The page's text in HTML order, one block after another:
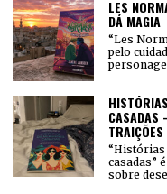
LES
DÁ MAGIA
“Les
pelo
CASADAS
“Histórias
casadas”
sobre